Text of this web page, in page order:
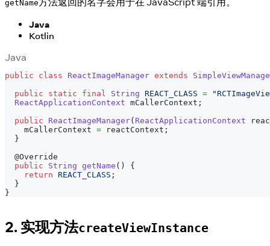
getName
Java
Kotlin
Java
public class ReactImageManager extends
public
static final String REACT_CLASS =
ReactApplicationContext mCallerContext ;
public
ReactImageManager( ReactApplicationContext
    mCallerContext
= reactContext ;
}
@Override
public
String getName ( )
{
return REACT_CLASS ;
}
}
2. 实现方法createViewInstance